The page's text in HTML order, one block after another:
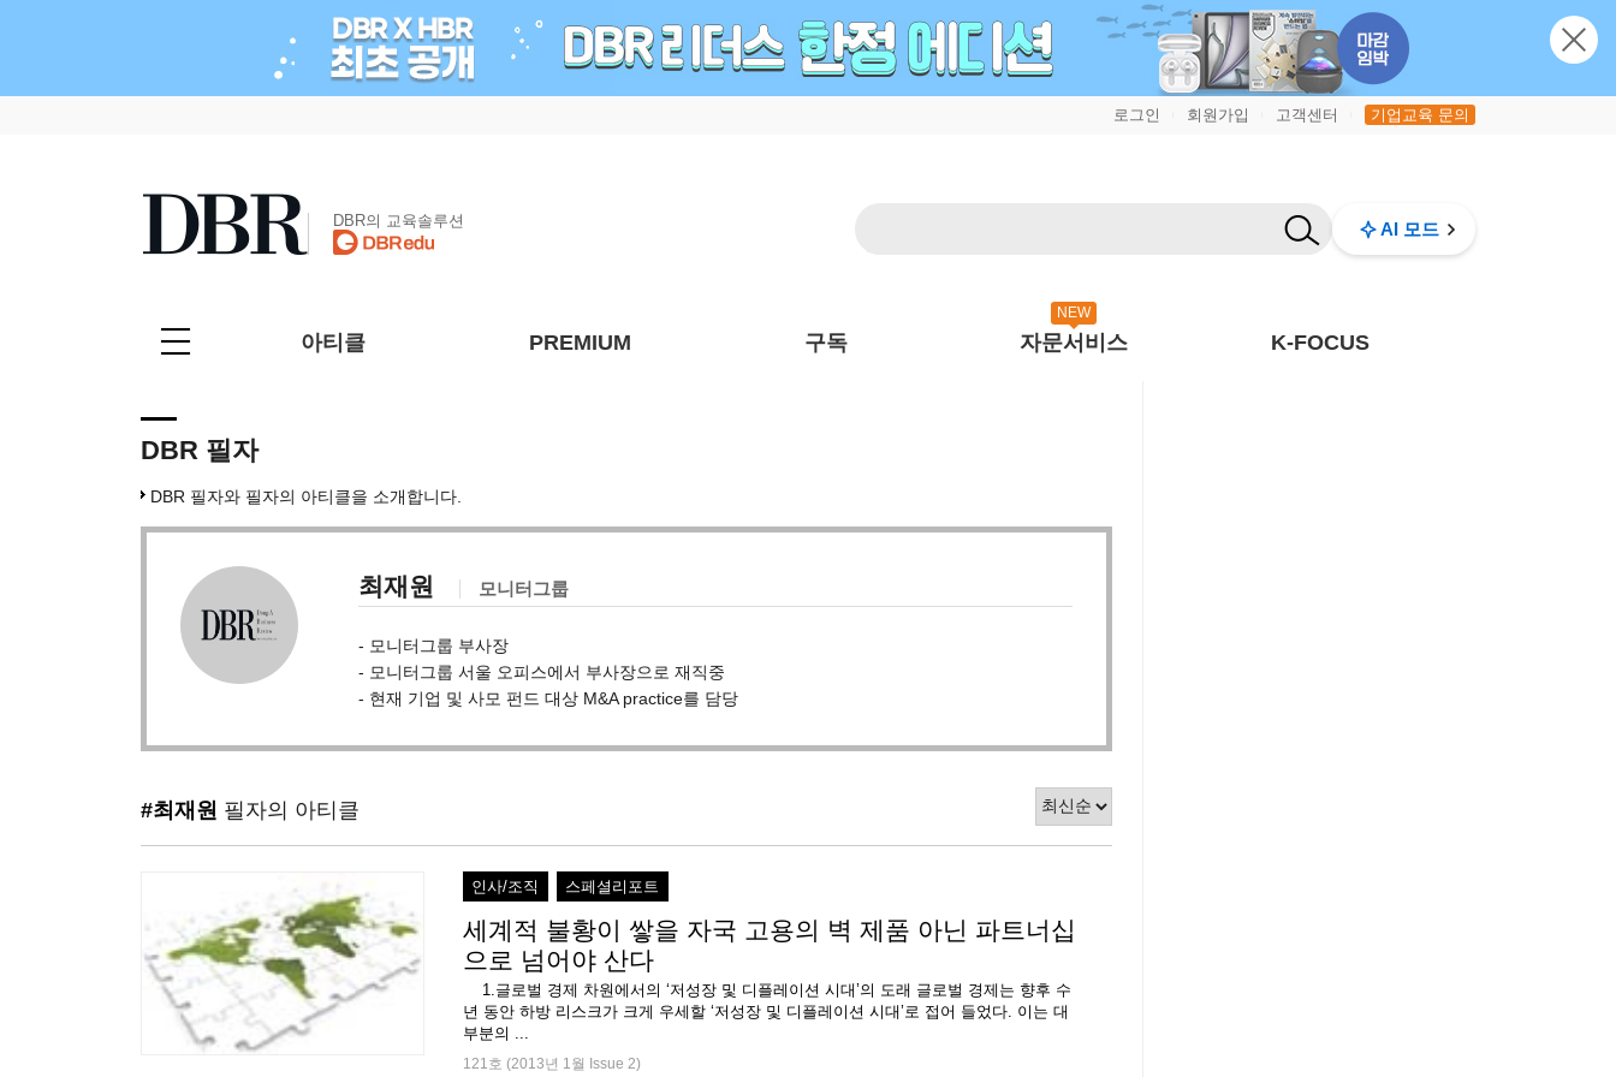
로그인 회원가입 고객센터 기업교육 문의
DBR의 교육솔루션 AI 모드
아티클 PREMIUM 구독
NEW
자문서비스 K-FOCUS
DBR 필자
DBR 필자와 필자의 아티클을 소개합니다.
최재원 모니터그룹
- 모니터그룹 부사장
- 모니터그룹 서울 오피스에서 부사장으로 재직중
- 현재 기업 및 사모 펀드 대상 M&A practice를 담당
#최재원 필자의 아티클
인사/조직 스페셜리포트
세계적 불황이 쌓을 자국 고용의 벽 제품 아닌 파트너십
으로 넘어야 산다
1.글로벌 경제 차원에서의 ‘저성장 및 디플레이션 시대’의 도래 글로벌 경제는 향후 수
년 동안 하방 리스크가 크게 우세할 ‘저성장 및 디플레이션 시대’로 접어 들었다. 이는 대
121호 (2013년 1월 Issue 2)